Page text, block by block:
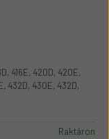
416E, 420D, 420E,
432D, 430E, 432D,
Raktáron